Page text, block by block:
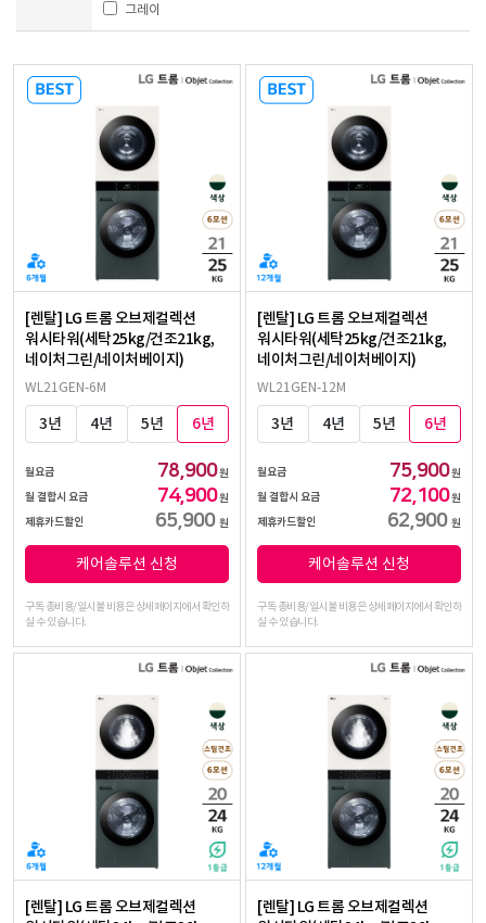
그레이
[렌탈] LG 트롬 오브제컬렉션
워시타워(세탁25kg/건조21kg,
네이처그린/네이처베이지)
WL21GEN-6M
3년 4년 5년 6년
월요금 78,900원
월 결합시 요금
74,900원
제휴카드할인
65,900 원
케어솔루션 신청
구독 총비용/일시불 비용은 상세페이지에서 확인하
실 수 있습니다.
[렌탈] LG 트롬 오브제컬렉션
워시타워(세탁25kg/건조21kg,
네이처그린/네이처베이지)
WL21GEN-12M
3년 4년 5년 6년
월요금 75,900원
월 결합시 요금
72,100원
제휴카드할인
62,900 원
케어솔루션 신청
구독 총비용/일시불 비용은 상세페이지에서 확인하
실 수 있습니다.
[렌탈] LG 트롬 오브제컬렉션
[렌탈] LG 트롬 오브제컬렉션